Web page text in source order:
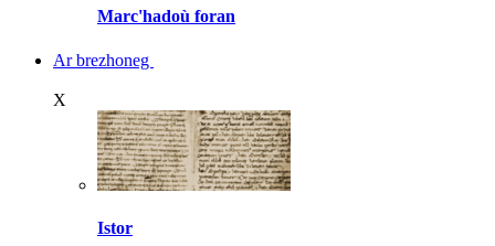
Marc'hadoù foran
Ar brezhoneg
X
Istor